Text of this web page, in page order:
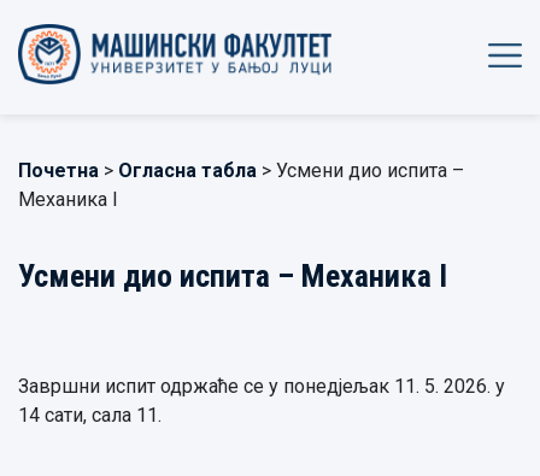
Почетна > Огласна табла > Усмени дио испита –
Механика I
Усмени дио испита – Механика I
Завршни испит одржаће се у понедјељак 11. 5. 2026. у
14 сати, сала 11.